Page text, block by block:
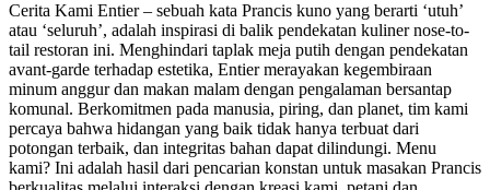
Cerita Kami Entier – sebuah kata Prancis kuno yang berarti ‘utuh’
atau ‘seluruh’, adalah inspirasi di balik pendekatan kuliner nose-to-
tail restoran ini. Menghindari taplak meja putih dengan pendekatan
avant-garde terhadap estetika, Entier merayakan kegembiraan
minum anggur dan makan malam dengan pengalaman bersantap
komunal. Berkomitmen pada manusia, piring, dan planet, tim kami
percaya bahwa hidangan yang baik tidak hanya terbuat dari
potongan terbaik, dan integritas bahan dapat dilindungi. Menu
kami? Ini adalah hasil dari pencarian konstan untuk masakan Prancis